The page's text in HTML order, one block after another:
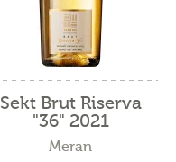
Sekt Brut Riserva
"36" 2021
Meran